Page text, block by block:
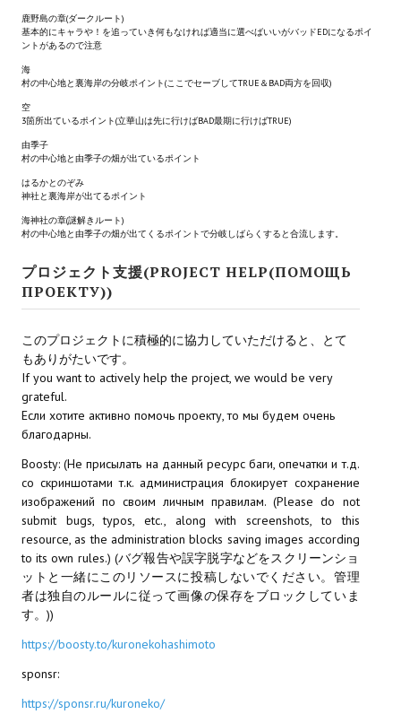
МОДЫ ДЛЯ ИГР
Mass Effect 3
Моды
Divinity Original Sin Enhanced Edition
Dragon Age 2
Fallout 3
GTA 5
Kingdoms of Amalur: Reckoning
Mass Effect Andromeda
Neverwinter Nights 1
Sacred Ice & Blood
Sims 3
Sims 4
Star Wars Knights of the Old Republic 1
鹿野島の章(ダークルート)
基本的にキャラや！を追っていき何もなければ適当に選べばいいがバッドEDになるポイ
ントがあるので注意
海
村の中心地と裏海岸の分岐ポイント(ここでセーブしてTRUE＆BAD両方を回収)
空
3箇所出ているポイント(立華山は先に行けばBAD最期に行けばTRUE)
由季子
村の中心地と由季子の畑が出ているポイント
はるかとのぞみ
神社と裏海岸が出てるポイント
海神社の章(謎解きルート)
村の中心地と由季子の畑が出てくるポイントで分岐しばらくすると合流します。
プロジェクト支援(PROJECT HELP(ПОМОЩЬ
ПРОЕКТУ))
このプロジェクトに積極的に協力していただけると、とて
もありがたいです。
If you want to actively help the project, we would be very
grateful.
Если хотите активно помочь проекту, то мы будем очень
благодарны.
Boosty: (Не присылать на данный ресурс баги, опечатки и т.д.
со скриншотами т.к. администрация блокирует сохранение
изображений по своим личным правилам. (Please do not
submit bugs, typos, etc., along with screenshots, to this
resource, as the administration blocks saving images according
to its own rules.) (バグ報告や誤字脱字などをスクリーンショ
ットと一緒にこのリソースに投稿しないでください。管理
者は独自のルールに従って画像の保存をブロックしていま
す。))
https://boosty.to/kuronekohashimoto
sponsr:
https://sponsr.ru/kuroneko/